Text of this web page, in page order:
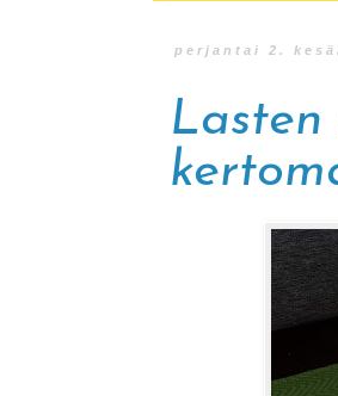
perjantai 2.
Lasten